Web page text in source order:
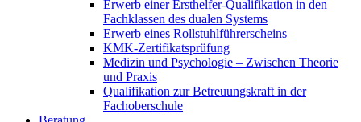
Erwerb einer Ersthelfer-Qualifikation in den
Fachklassen des dualen Systems
Erwerb eines Rollstuhlführerscheins
KMK-Zertifikatsprüfung
Medizin und Psychologie – Zwischen Theorie
und Praxis
Qualifikation zur Betreuungskraft in der
Fachoberschule